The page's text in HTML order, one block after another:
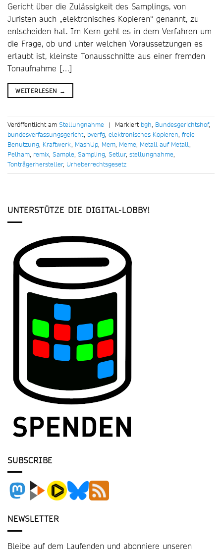
Gericht über die Zulässigkeit des Samplings, von
Juristen auch „elektronisches Kopieren“ genannt, zu
entscheiden hat. Im Kern geht es in dem Verfahren um
die Frage, ob und unter welchen Voraussetzungen es
erlaubt ist, kleinste Tonausschnitte aus einer fremden
Tonaufnahme […]
WEITERLESEN →
Veröffentlicht am Stellungnahme | Markiert bgh, Bundesgerichtshof,
bundesverfassungsgericht, bverfg, elektronisches Kopieren, freie
Benutzung, Kraftwerk, MashUp, Mem, Meme, Metall auf Metall,
Pelham, remix, Sample, Sampling, Setlur, stellungnahme,
Tonträgerhersteller, Urheberrechtsgesetz
UNTERSTÜTZE DIE DIGITAL-LOBBY!
SUBSCRIBE
NEWSLETTER
Bleibe auf dem Laufenden und abonniere unseren